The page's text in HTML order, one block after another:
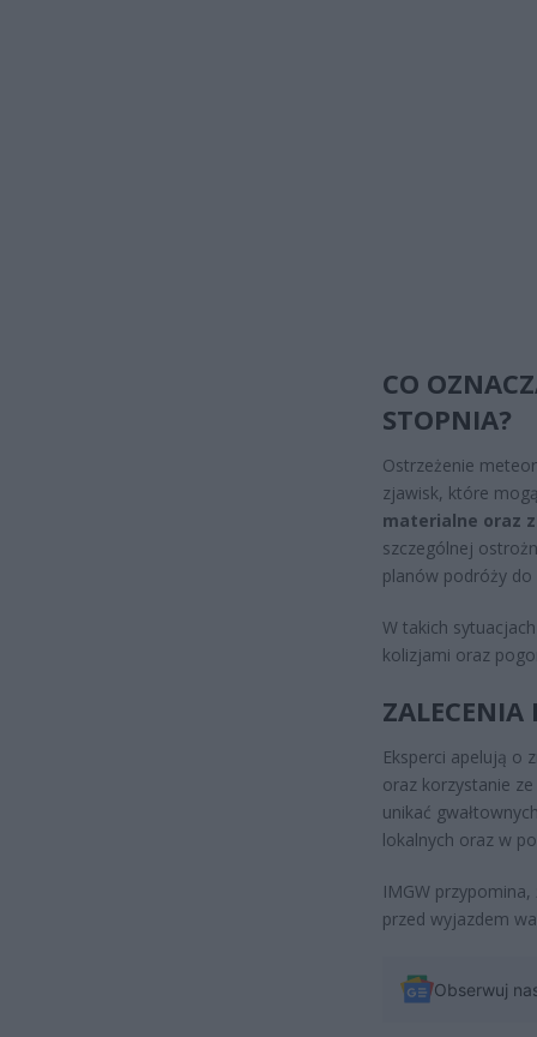
CO
STOPNIA?
Ostrzeżenie
zjawisk, które
materialne oraz
szczególnej
planów podróży
W takich
kolizjami oraz
ZALECENIA
Eksperci apelują o
oraz korzystanie
unikać
lokalnych oraz w
IMGW
przed wyjazdem
Obserwuj